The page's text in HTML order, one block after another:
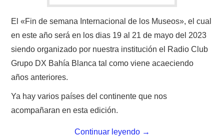
El «Fin de semana Internacional de los Museos», el cual
en este año será en los dias 19 al 21 de mayo del 2023
siendo organizado por nuestra institución el Radio Club
Grupo DX Bahía Blanca tal como viene acaeciendo
años anteriores.
Ya hay varios países del continente que nos
acompañaran en esta edición.
Continuar leyendo →